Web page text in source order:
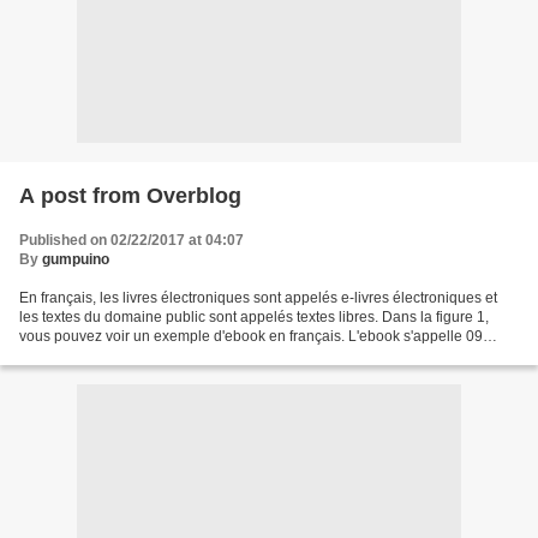
A post from Overblog
Published on 02/22/2017 at 04:07
By gumpuino
En français, les livres électroniques sont appelés e-livres électroniques et
les textes du domaine public sont appelés textes libres. Dans la figure 1,
vous pouvez voir un exemple d'ebook en français. L'ebook s'appelle 09